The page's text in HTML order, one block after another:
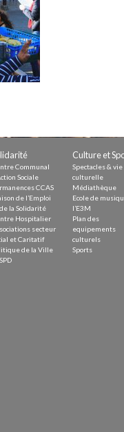
durable
Communal
Sociale
CCAS
de l’Emploi
la Solidarité
Hospitalier
secteur
et Caritatif
de la Ville
Culture et
Spectacles & vie
culturelle
Médiathèque
Ecole de
l’E3M
Plan des
equipements
culturels
Sports